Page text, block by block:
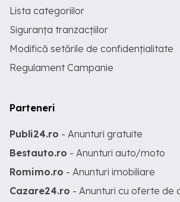
Lista categoriilor
Siguranța tranzacțiilor
Modifică setările de confidențialitate
Regulament Campanie
Parteneri
Publi24.ro - Anunturi gratuite
Bestauto.ro - Anunturi auto/moto
Romimo.ro - Anunturi imobiliare
Cazare24.ro - Anunturi cu oferte de